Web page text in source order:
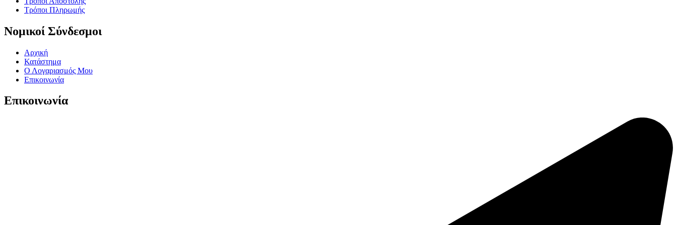
Τρόποι Πληρωμής
Νομικοί Σύνδεσμοι
Αρχική
Κατάστημα
Ο Λογαριασμός Μου
Επικοινωνία
Επικοινωνία